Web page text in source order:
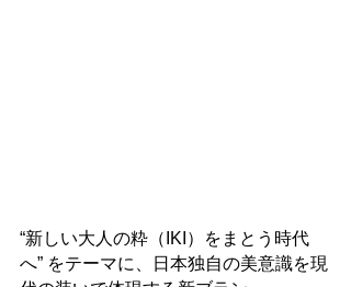
“新しい大人の粋（IKI）をまとう時代
へ” をテーマに、日本独自の美意識を現